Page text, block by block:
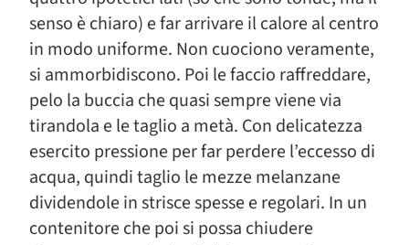
senso è chiaro) e far arrivare il calore al centro
in modo uniforme. Non cuociono veramente,
si ammorbidiscono. Poi le faccio raffreddare,
pelo la buccia che quasi sempre viene via
tirandola e le taglio a metà. Con delicatezza
esercito pressione per far perdere l’eccesso di
acqua, quindi taglio le mezze melanzane
dividendole in strisce spesse e regolari. In un
contenitore che poi si possa chiudere